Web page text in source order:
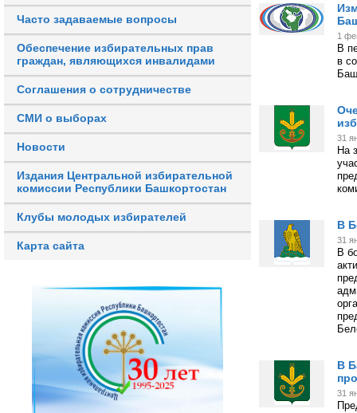
Часто задаваемые вопросы
Обеспечение избирательных прав
граждан, являющихся инвалидами
Соглашения о сотрудничестве
СМИ о выборах
Новости
Издания Центральной избирательной
комиссии Республики Башкортостан
Клубы молодых избирателей
Карта сайта
1
В
в
31
На
В
31
В
В
31